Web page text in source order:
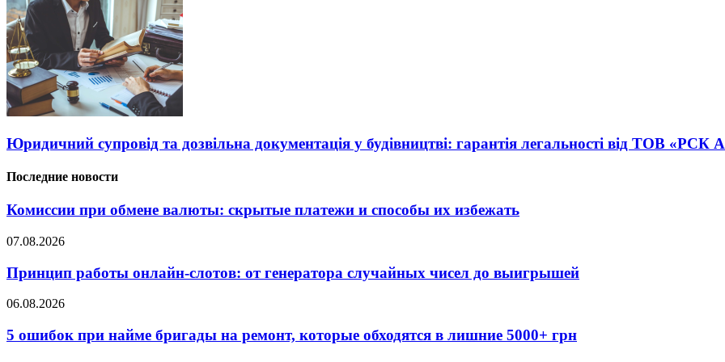
Юридичний супровід та дозвільна документація у будівництві: гарантія легальності від ТОВ
Последние новости
Комиссии при обмене валюты: скрытые платежи и способы их избежать
07.08.2026
Принцип работы онлайн-слотов: от генератора случайных чисел до выигрышей
06.08.2026
5 ошибок при найме бригады на ремонт, которые обходятся в лишние 5000+ грн